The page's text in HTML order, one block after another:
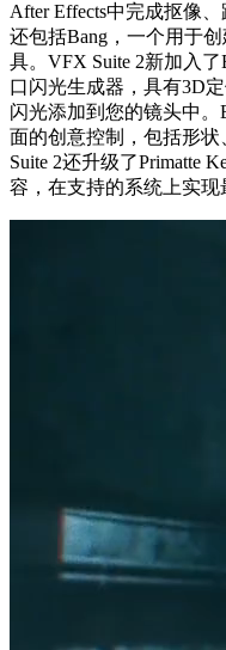
After Effects中完成抠像
还包括Bang，一个用于
具。VFX Suite 2新加入
口闪光生成器，具有3D
闪光添加到您的镜头中
面的创意控制，包括形
Suite 2还升级了Primatte
容，在支持的系统上实现